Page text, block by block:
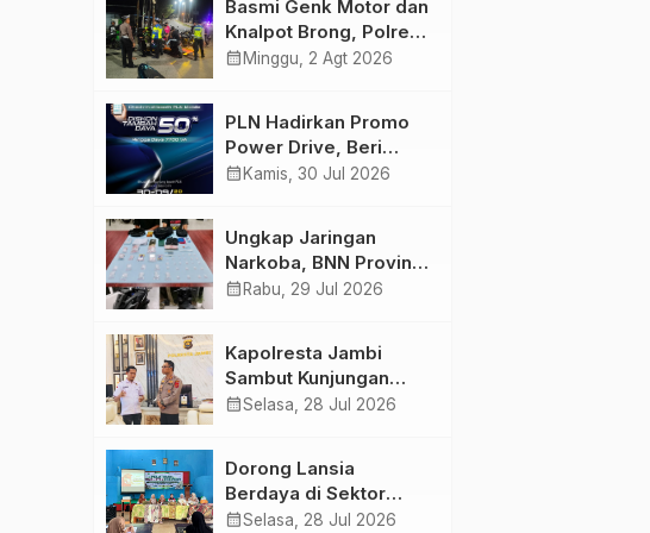
Semakin Skena
Basmi Genk Motor dan
Knalpot Brong, Polres
Tanjab Barat Amankan
calendar_month Minggu, 2 Agt 2026
PLN Hadirkan Promo
Power Drive, Beri
Diskon Tambah Daya
calendar_month Kamis, 30 Jul 2026
Ungkap Jaringan
Narkoba, BNN Provinsi
Jambi dan Bea Cukai
Butir Ekstasi dan 146
Gram Sabu
calendar_month Rabu, 29 Jul 2026
Kapolresta Jambi
Sambut Kunjungan
Ketua dan Pengurus
Kolaborasi
calendar_monthSelasa, 28 Jul 2026
Dorong Lansia
Berdaya di Sektor
Hijau, Pertamina EP
calendar_monthSelasa, 28 Jul 2026